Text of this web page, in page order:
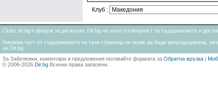
Клуб :
Clubs.dir.bg е форум за дискусии. Dir.bg не носи отговорност за съдържанието и
Никаква част от съдържанието на тази страница не може да бъде репродуцирана,
на Dir.bg
За Забележки, коментари и предложения ползвайте формата за Обратна връзка |
© 2006-2026 Dir.bg Всички права запазени.